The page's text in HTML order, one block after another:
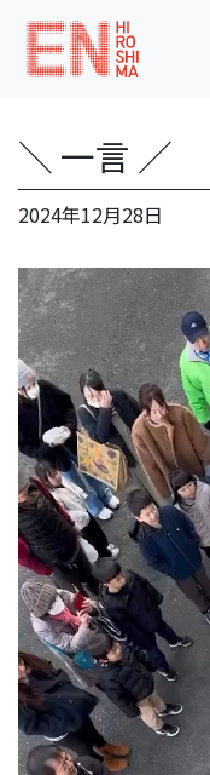
＼ 一言 ／
2024年12月28日